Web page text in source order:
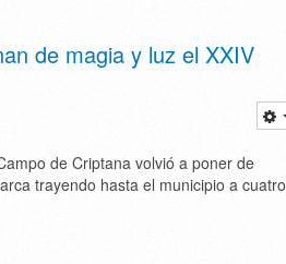
de magia y luz el XXIV
de Criptana volvió a poner de
trayendo hasta el municipio a cuatro